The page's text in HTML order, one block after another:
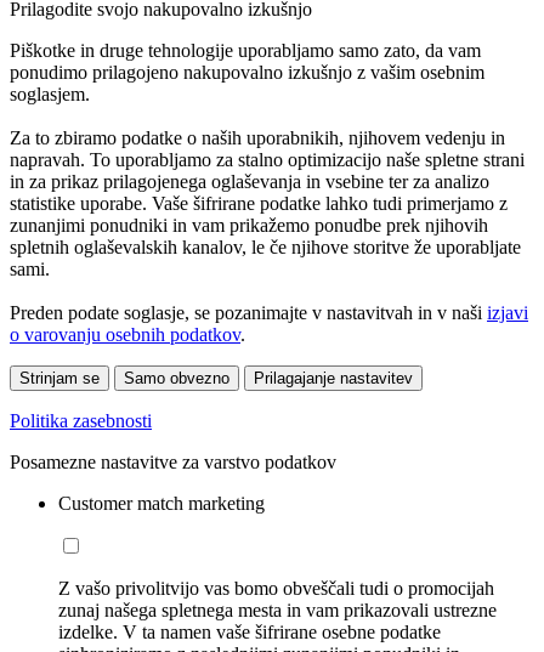
Prilagodite svojo nakupovalno izkušnjo
Piškotke in druge tehnologije uporabljamo samo zato, da vam
ponudimo prilagojeno nakupovalno izkušnjo z vašim osebnim
soglasjem.
Za to zbiramo podatke o naših uporabnikih, njihovem vedenju in
napravah. To uporabljamo za stalno optimizacijo naše spletne strani
in za prikaz prilagojenega oglaševanja in vsebine ter za analizo
statistike uporabe. Vaše šifrirane podatke lahko tudi primerjamo z
zunanjimi ponudniki in vam prikažemo ponudbe prek njihovih
spletnih oglaševalskih kanalov, le če njihove storitve že uporabljate
sami.
Preden podate soglasje, se pozanimajte v nastavitvah in v naši izjavi
o varovanju osebnih podatkov.
Strinjam se Samo obvezno Prilagajanje nastavitev
Politika zasebnosti
Posamezne nastavitve za varstvo podatkov
Customer match marketing
Z vašo privolitvijo vas bomo obveščali tudi o promocijah
zunaj našega spletnega mesta in vam prikazovali ustrezne
izdelke. V ta namen vaše šifrirane osebne podatke